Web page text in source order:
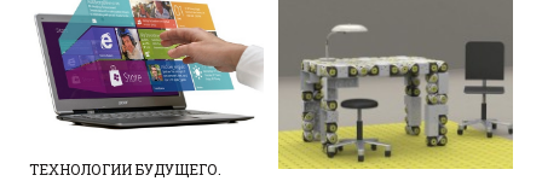
ТЕХНОЛОГИИ БУДУЩЕГО.